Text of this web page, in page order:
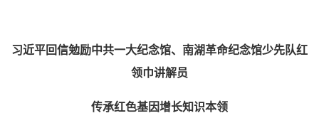
习近平回信勉励中共一大纪念馆、南湖革命纪念馆少先队红
领巾讲解员
传承红色基因增长知识本领